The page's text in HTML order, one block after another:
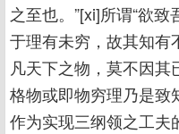
之至也。”[xi]所谓“欲
于理有未穷，故其知有
凡天下之物，莫不因其
格物或即物穷理乃是致
作为实现三纲领之工夫